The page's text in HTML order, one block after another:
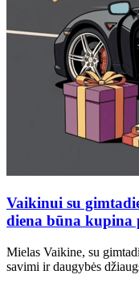
Vaikinui su
diena būna kupina
Mielas Vaikine, su
savimi ir daugybės